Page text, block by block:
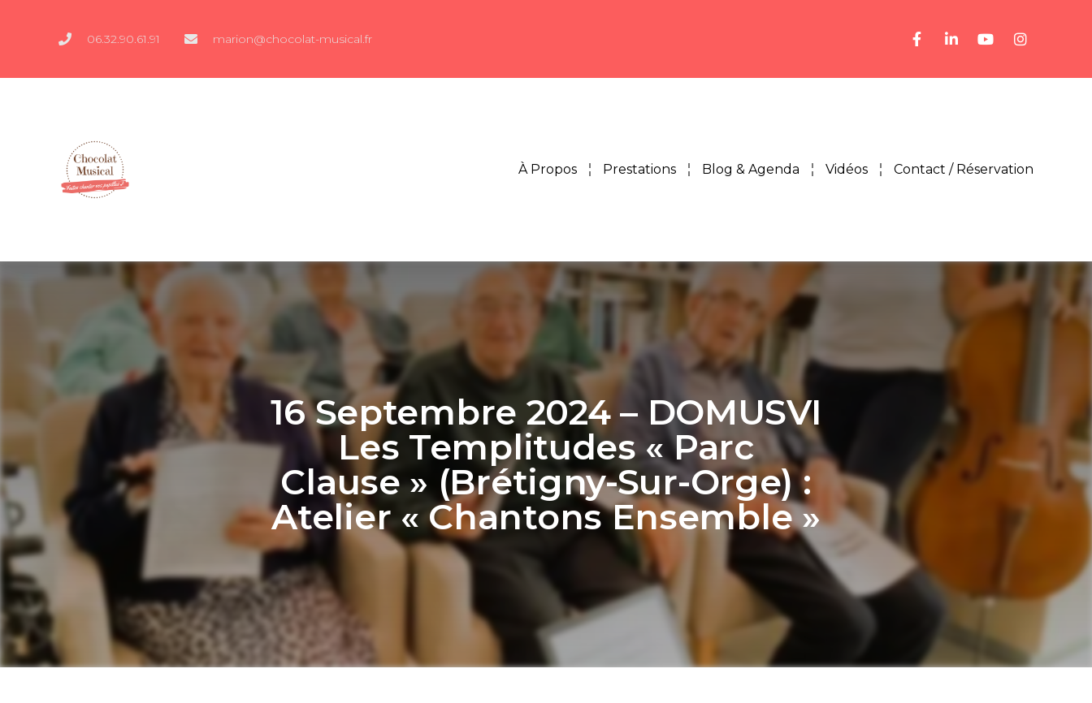
06.32.90.61.91 marion@chocolat-musical.fr
À Propos Prestations Blog & Agenda Vidéos Contact / Réservation
16 Septembre 2024 – DOMUSVI
Les Templitudes « Parc
Clause » (Brétigny-Sur-Orge) :
Atelier « Chantons Ensemble »